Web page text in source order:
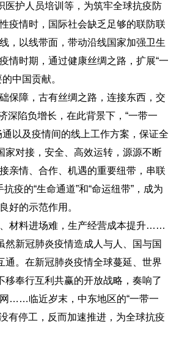
医护人员培训等，为筑牢全球抗疫防
疫情时，国际社会缺乏足够的联防联
，以线带面，带动沿线国家加强卫生
情时期，通过健康丝绸之路，扩展“一
中国贡献。
保障，古有丝绸之路，连接东西，交
深陷负增长，在此背景下，“一带一
以及疫情间的线上工作方案，保证全
家对接，安全、高效运转，源源不断
亲情、合作、机遇的重要纽带，串联
疫的“生命通道”和“命运纽带”，成为
好的示范作用。
材料进场难，生产经营成本提升……
然新冠肺炎疫情造成人与人、国与国
通。在新冠肺炎疫情全球蔓延、世界
移奉行互利共赢的开放战略，奏响了
……临近岁末，中东地区的“一带一
有停工，反而加速推进，为全球抗疫